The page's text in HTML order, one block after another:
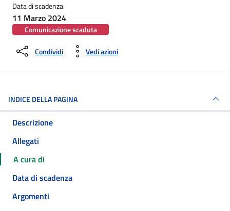
Data di scadenza:
11 Marzo 2024
Comunicazione scaduta
Condividi Vedi azioni
INDICE DELLA PAGINA
Descrizione
Allegati
A cura di
Data di scadenza
Argomenti